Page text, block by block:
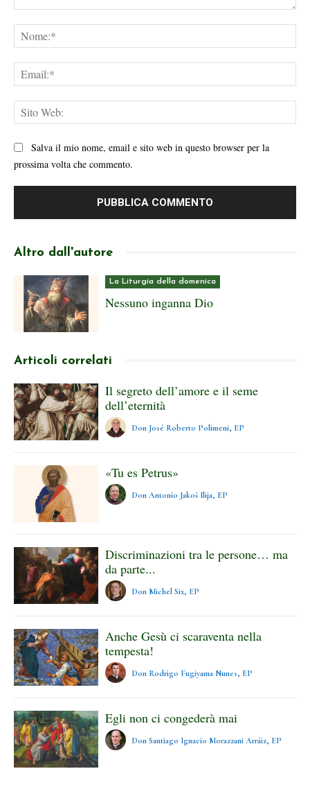
Salva il mio nome, email e sito web in questo browser per la
prossima volta che commento.
Altro dall'autore
La Liturgia della domenica
Nessuno inganna Dio
Articoli correlati
Il segreto dell’amore e il seme
dell’eternità
Don José Roberto Polimeni, EP
«Tu es Petrus»
Don Antonio Jakoš Ilija, EP
Discriminazioni tra le persone… ma
da parte...
Don Michel Six, EP
Anche Gesù ci scaraventa nella
tempesta!
Don Rodrigo Fugiyama Nunes, EP
Egli non ci congederà mai
Don Santiago Ignacio Morazzani Arráiz, EP